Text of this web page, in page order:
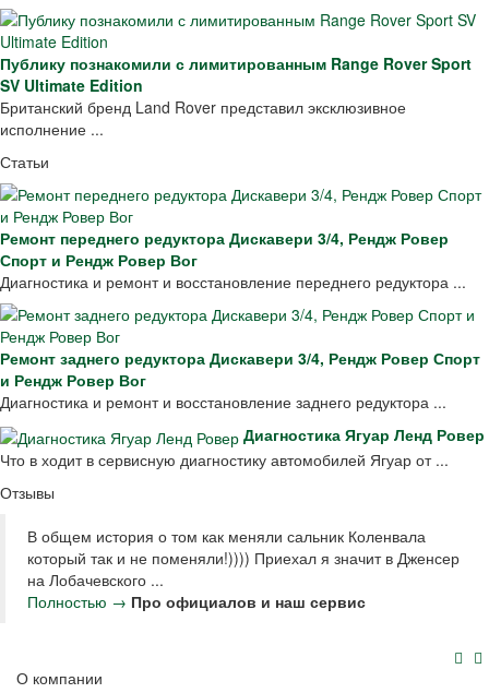
Публику познакомили с лимитированным Range Rover Sport
SV Ultimate Edition
Британский бренд Land Rover представил эксклюзивное
исполнение ...
Статьи
Ремонт переднего редуктора Дискавери 3/4, Рендж Ровер
Спорт и Рендж Ровер Вог
Диагностика и ремонт и восстановление переднего редуктора ...
Ремонт заднего редуктора Дискавери 3/4, Рендж Ровер Спорт
и Рендж Ровер Вог
Диагностика и ремонт и восстановление заднего редуктора ...
Диагностика Ягуар Ленд Ровер
Что в ходит в сервисную диагностику автомобилей Ягуар от ...
Отзывы
В общем история о том как меняли сальник Коленвала
который так и не поменяли!)))) Приехал я значит в Дженсер
на Лобачевского ...
Полностью → Про официалов и наш сервис
О компании